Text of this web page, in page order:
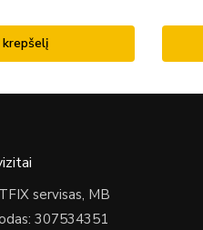
krepšelį
servisas, MB
307534351